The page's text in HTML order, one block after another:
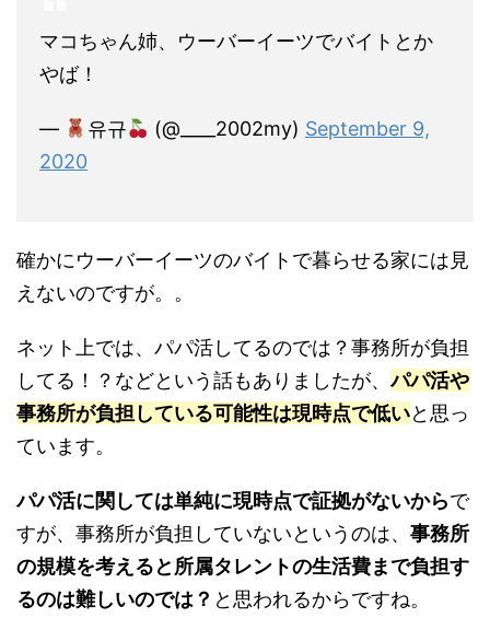
マコちゃん姉、ウーバーイーツでバイトとか
やば！
— 유규 (@____2002my) September 9,
2020
確かにウーバーイーツのバイトで暮らせる家には見
えないのですが。。
ネット上では、パパ活してるのでは？事務所が負担
してる！？などという話もありましたが、パパ活や
事務所が負担している可能性は現時点で低いと思っ
ています。
パパ活に関しては単純に現時点で証拠がないからで
すが、事務所が負担していないというのは、 事務所
の規模を考えると所属タレントの生活費まで負担す
るのは難しいのでは？ と思われるからですね。